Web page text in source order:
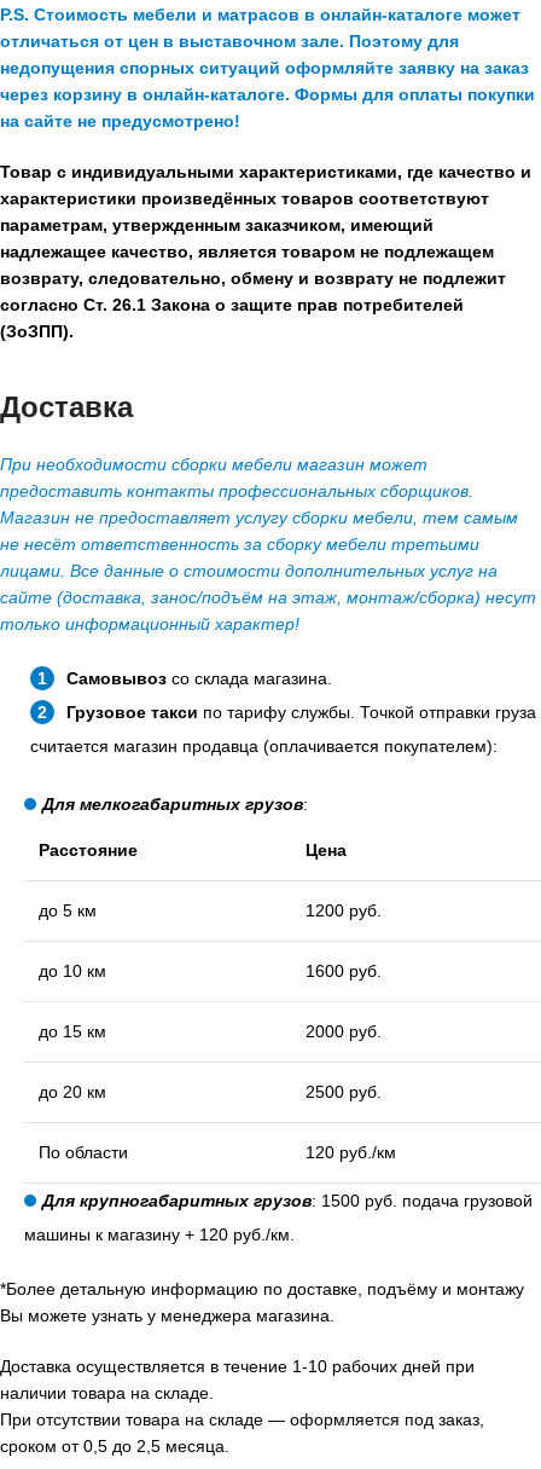
P.S. Стоимость мебели и матрасов в онлайн-каталоге может
отличаться от цен в выставочном зале. Поэтому для
недопущения спорных ситуаций оформляйте заявку на заказ
через корзину в онлайн-каталоге. Формы для оплаты покупки
на сайте не предусмотрено!
Товар с индивидуальными характеристиками, где качество и
характеристики произведённых товаров соответствуют
параметрам, утвержденным заказчиком, имеющий
надлежащее качество, является товаром не подлежащем
возврату, следовательно, обмену и возврату не подлежит
согласно Ст. 26.1 Закона о защите прав потребителей
(ЗоЗПП).
Доставка
При необходимости сборки мебели магазин может
предоставить контакты профессиональных сборщиков.
Магазин не предоставляет услугу сборки мебели, тем самым
не несёт ответственность за сборку мебели третьими
лицами. Все данные о стоимости дополнительных услуг на
сайте (доставка, занос/подъём на этаж, монтаж/сборка) несут
только информационный характер!
Самовывоз со склада магазина.
Грузовое такси по тарифу службы. Точкой отправки груза
считается магазин продавца (оплачивается покупателем):
Для мелкогабаритных грузов:
Расстояние Цена
до 5 км 1200 руб.
до 10 км 1600 руб.
до 15 км 2000 руб.
до 20 км 2500 руб.
По области 120 руб./км
Для крупногабаритных грузов: 1500 руб. подача грузовой
машины к магазину + 120 руб./км.
*Более детальную информацию по доставке, подъёму и монтажу
Вы можете узнать у менеджера магазина.
Доставка осуществляется в течение 1-10 рабочих дней при
наличии товара на складе.
При отсутствии товара на складе — оформляется под заказ,
сроком от 0,5 до 2,5 месяца.